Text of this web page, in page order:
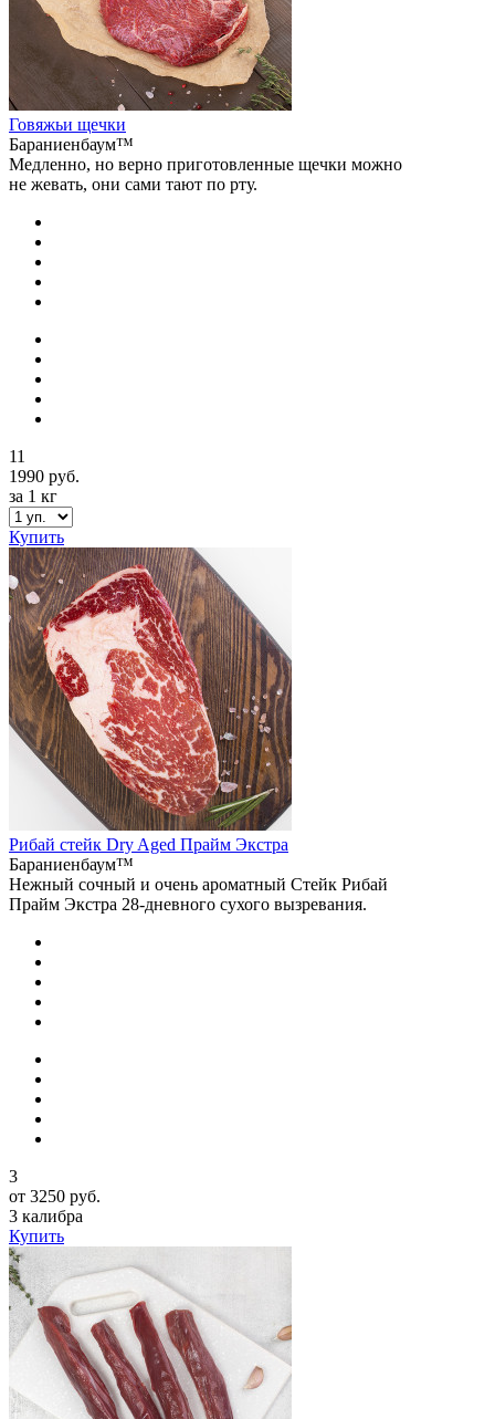
Говяжьи щечки
Бараниенбаум™
Медленно, но верно приготовленные щечки можно
не жевать, они сами тают по рту.
11
1990 руб.
за 1 кг
Купить
Рибай стейк Dry Aged Прайм Экстра
Бараниенбаум™
Нежный сочный и очень ароматный Стейк Рибай
Прайм Экстра 28-дневного сухого вызревания.
3
от 3250 руб.
3 калибра
Купить